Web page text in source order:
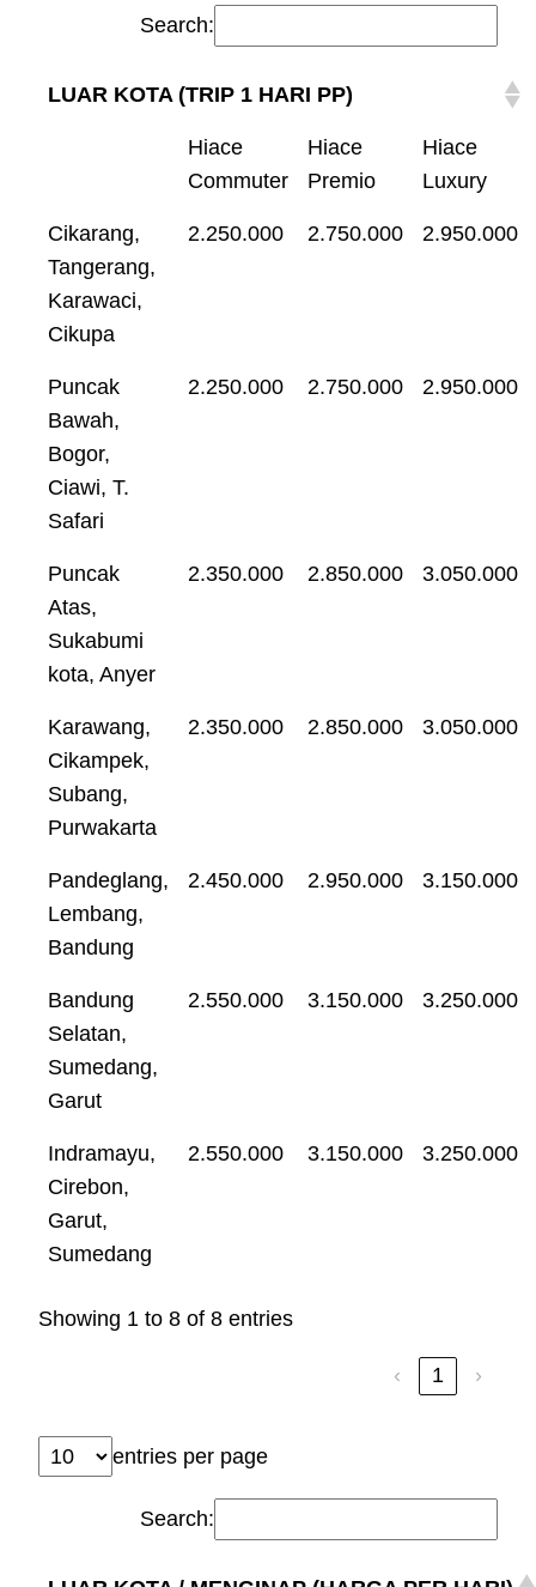
Search:
LUAR KOTA (TRIP 1 HARI PP)
Hiace
Commuter
Hiace
Premio
Hiace
Luxury
Cikarang,
Tangerang,
Karawaci,
Cikupa
2.250.000 2.750.000 2.950.000
Puncak
Bawah,
Bogor,
Ciawi, T.
Safari
2.250.000 2.750.000 2.950.000
Puncak
Atas,
Sukabumi
kota, Anyer
2.350.000 2.850.000 3.050.000
Karawang,
Cikampek,
Subang,
Purwakarta
2.350.000 2.850.000 3.050.000
Pandeglang,
Lembang,
Bandung
2.450.000 2.950.000 3.150.000
Bandung
Selatan,
Sumedang,
Garut
2.550.000 3.150.000 3.250.000
Indramayu,
Cirebon,
Garut,
Sumedang
2.550.000 3.150.000 3.250.000
Showing 1 to 8 of 8 entries
‹ 1 ›
entries per page
Search: